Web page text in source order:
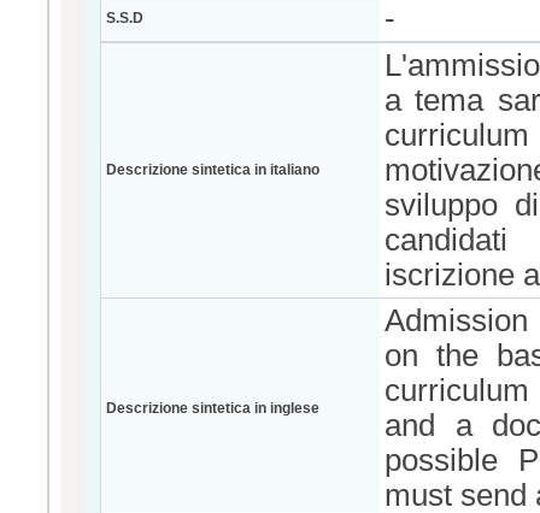
S.S.D -
Descrizione sintetica in italiano
a tema
sviluppo
iscrizione
Descrizione sintetica in inglese
on the
and a
possible
must send